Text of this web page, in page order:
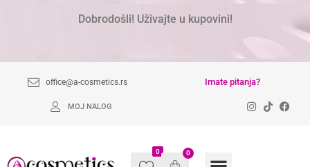
Dobrodošli! Uživajte u kupovini!
office@a-cosmetics.rs Imate pitanja?
MOJ NALOG
0 0